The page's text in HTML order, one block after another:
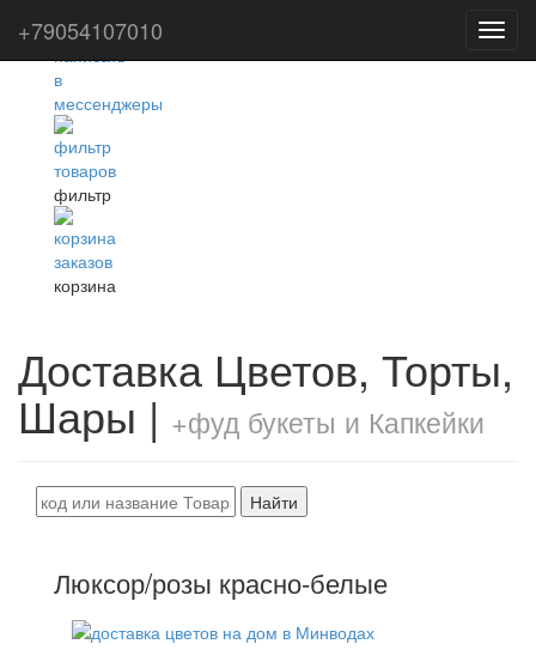
фильтр
корзина
Доставка Цветов, Торты,
Шары | +фуд букеты и Капкейки
Найти
Люксор/розы красно-белые
+79054107010